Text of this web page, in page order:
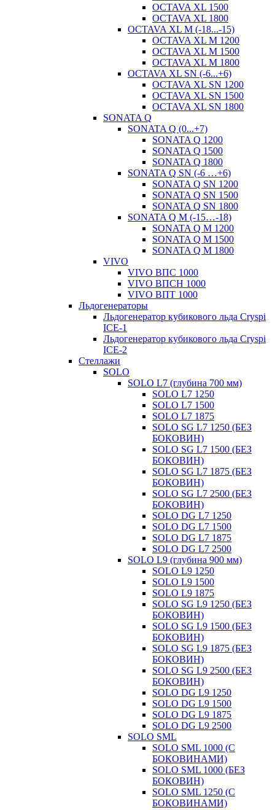
OCTAVA XL 1500
OCTAVA XL 1800
OCTAVA XL M (-18...-15)
OCTAVA XL M 1200
OCTAVA XL M 1500
OCTAVA XL M 1800
OCTAVA XL SN (-6...+6)
OCTAVA XL SN 1200
OCTAVA XL SN 1500
OCTAVA XL SN 1800
SONATA Q
SONATA Q (0...+7)
SONATA Q 1200
SONATA Q 1500
SONATA Q 1800
SONATA Q SN (-6 …+6)
SONATA Q SN 1200
SONATA Q SN 1500
SONATA Q SN 1800
SONATA Q M (-15…-18)
SONATA Q M 1200
SONATA Q M 1500
SONATA Q M 1800
VIVO
VIVO ВПС 1000
VIVO ВПСН 1000
VIVO ВПТ 1000
Льдогенераторы
Льдогенератор кубикового льда Cryspi
ICE-1
Льдогенератор кубикового льда Cryspi
ICE-2
Стеллажи
SOLO
SOLO L7 (глубина 700 мм)
SOLO L7 1250
SOLO L7 1500
SOLO L7 1875
SOLO SG L7 1250 (БЕЗ
БОКОВИН)
SOLO SG L7 1500 (БЕЗ
БОКОВИН)
SOLO SG L7 1875 (БЕЗ
БОКОВИН)
SOLO SG L7 2500 (БЕЗ
БОКОВИН)
SOLO DG L7 1250
SOLO DG L7 1500
SOLO DG L7 1875
SOLO DG L7 2500
SOLO L9 (глубина 900 мм)
SOLO L9 1250
SOLO L9 1500
SOLO L9 1875
SOLO SG L9 1250 (БЕЗ
БОКОВИН)
SOLO SG L9 1500 (БЕЗ
БОКОВИН)
SOLO SG L9 1875 (БЕЗ
БОКОВИН)
SOLO SG L9 2500 (БЕЗ
БОКОВИН)
SOLO DG L9 1250
SOLO DG L9 1500
SOLO DG L9 1875
SOLO DG L9 2500
SOLO SML
SOLO SML 1000 (С
БОКОВИНАМИ)
SOLO SML 1000 (БЕЗ
БОКОВИН)
SOLO SML 1250 (С
БОКОВИНАМИ)